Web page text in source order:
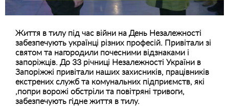
Життя в тилу під час війни на День Незалежності
забезпечують українці різних професій. Привітали зі
святом та нагородили почесними відзнаками і
запоріжців. До 33 річниці Незалежності України в
Запоріжжі привітали наших захисників, працівників
екстрених служб та комунальних підприємств, які
,попри ворожі обстріли та повітряні тривоги,
забезпечують гідне життя в тилу.